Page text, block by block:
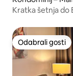
Kratka šetnja do
Odabrali gosti
Odabrali gosti